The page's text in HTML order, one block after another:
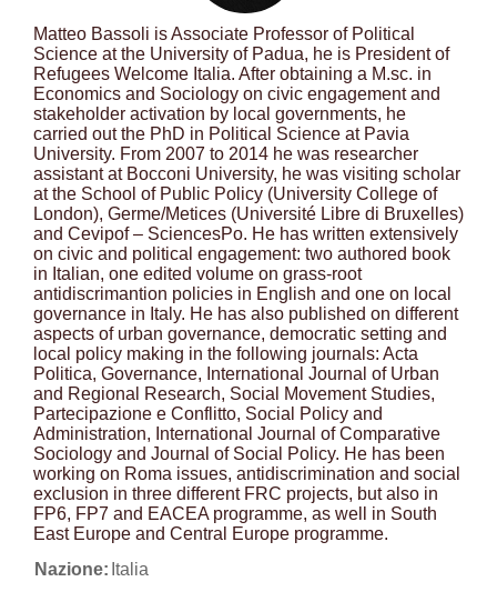
Matteo Bassoli is Associate Professor of Political
Science at the University of Padua, he is President of
Refugees Welcome Italia. After obtaining a M.sc. in
Economics and Sociology on civic engagement and
stakeholder activation by local governments, he
carried out the PhD in Political Science at Pavia
University. From 2007 to 2014 he was researcher
assistant at Bocconi University, he was visiting scholar
at the School of Public Policy (University College of
London), Germe/Metices (Université Libre di Bruxelles)
and Cevipof – SciencesPo. He has written extensively
on civic and political engagement: two authored book
in Italian, one edited volume on grass-root
antidiscrimantion policies in English and one on local
governance in Italy. He has also published on different
aspects of urban governance, democratic setting and
local policy making in the following journals: Acta
Politica, Governance, International Journal of Urban
and Regional Research, Social Movement Studies,
Partecipazione e Conflitto, Social Policy and
Administration, International Journal of Comparative
Sociology and Journal of Social Policy. He has been
working on Roma issues, antidiscrimination and social
exclusion in three different FRC projects, but also in
FP6, FP7 and EACEA programme, as well in South
East Europe and Central Europe programme.
Nazione: Italia